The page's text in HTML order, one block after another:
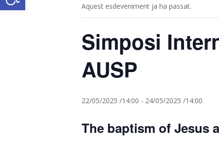
Aquest esdeveniment ja ha passat.
Simposi
AUSP
22/05/2025 /14:00 - 24/05/2025 /14:00
The baptism of Jesus